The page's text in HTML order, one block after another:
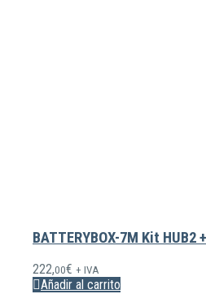
BATTERYBOX-7M Kit
222,00€ + IVA
Añadir al carrito